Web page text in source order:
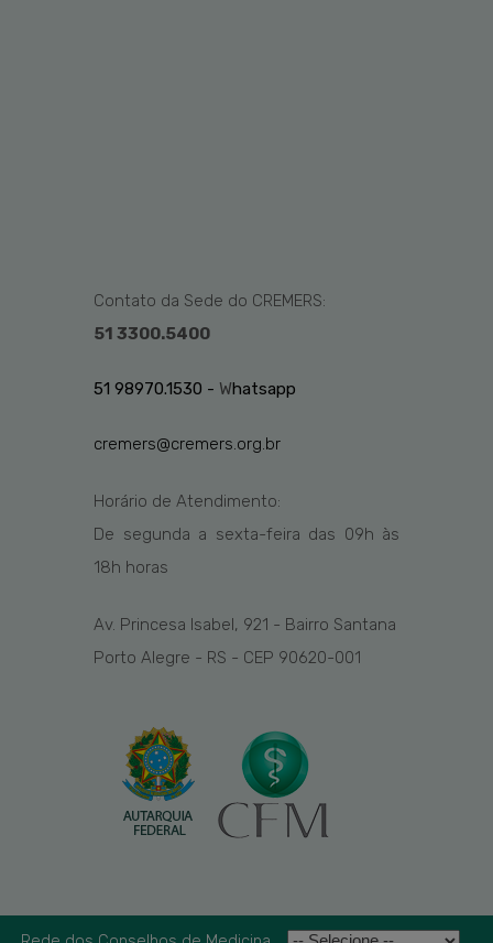
Contato da Sede do CREMERS:
51 3300.5400
51 98970.1530 - Whatsapp
cremers@cremers.org.br
Horário de Atendimento:
De segunda a sexta-feira das 09h às
18h horas
Av. Princesa Isabel, 921 - Bairro Santana
Porto Alegre - RS - CEP 90620-001